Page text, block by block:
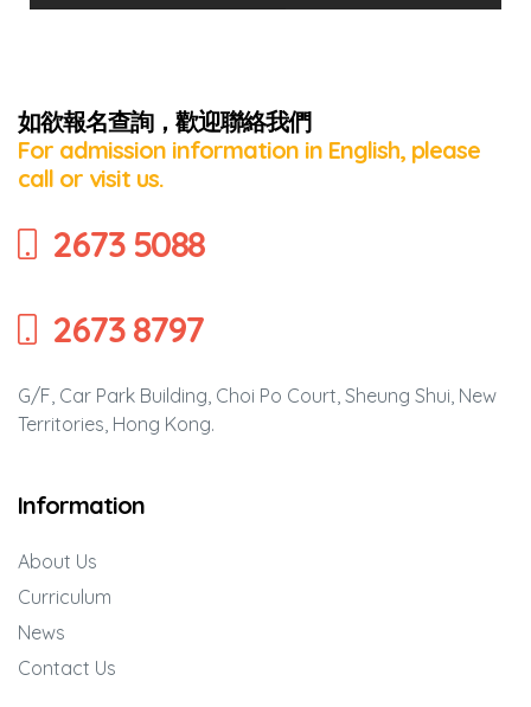
如欲報名查詢，歡迎聯絡我們
For admission information in English, please
call or visit us.
2673 5088
2673 8797
G/F, Car Park Building, Choi Po Court, Sheung Shui, New
Territories, Hong Kong.
Information
About Us
Curriculum
News
Contact Us